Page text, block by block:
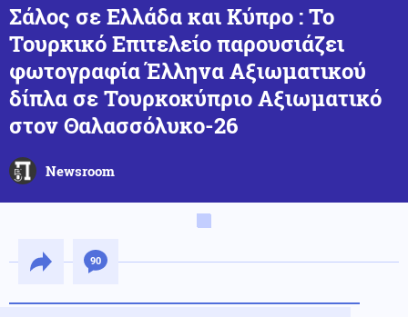
Σάλος σε Ελλάδα και Κύπρο : Το
Τουρκικό Επιτελείο παρουσιάζει
φωτογραφία Έλληνα Αξιωματικού
δίπλα σε Τουρκοκύπριο Αξιωματικό
στον Θαλασσόλυκο-26
Newsroom
90